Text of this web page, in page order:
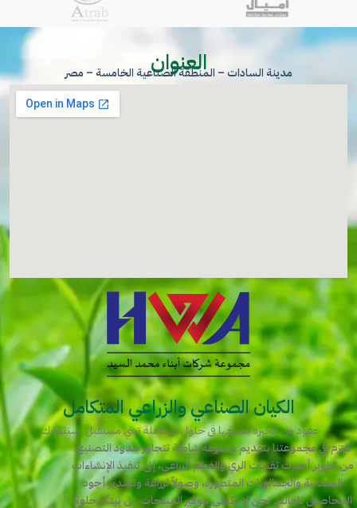
العنوان
مدينة السادات – المنطقة الصناعية الخامسة – مصر
الكيان الصناعي والزراعي المتكامل
عقود من الخبرة نصيغها في حلول متكاملة تبني مستقبل استثمارك.
نلتزم في مجموعتنا بتقديم منظومة شاملة تتجاوز حدود التصنيع؛
من تطوير أحدث تقنيات الري والفيلم الزراعي، إلى تنفيذ الإنشاءات
المعدنية والجمالونات المتطورة، وصولاً لزراعة وتصدير أجود
المحاصيل للعالم. نحن لا نكتفي بتوفير المنتجات، بل نبتكر حلولاً